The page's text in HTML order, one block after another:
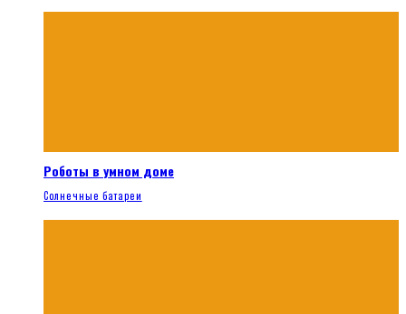
Роботы в умном доме
Солнечные батареи